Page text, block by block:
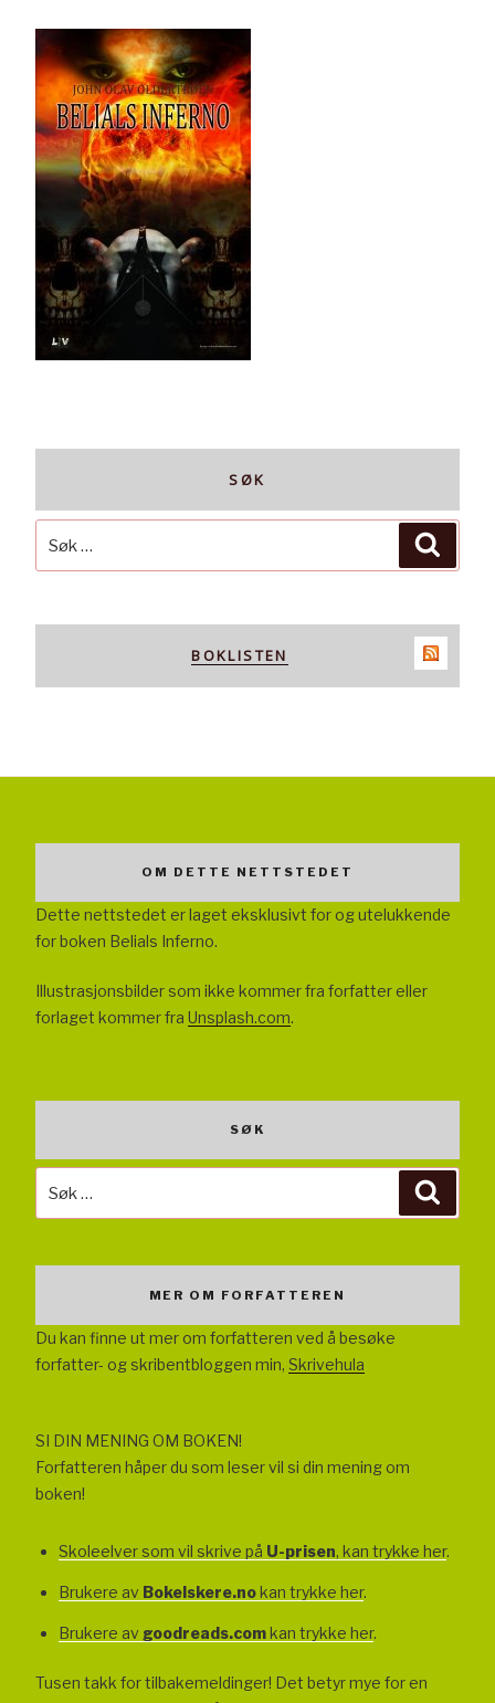
SØK
etter:
BOKLISTEN
OM DETTE NETTSTEDET
Dette nettstedet er laget eksklusivt for og utelukkende
for boken Belials Inferno.
Illustrasjonsbilder som ikke kommer fra forfatter eller
forlaget kommer fra Unsplash.com.
SØK
MER OM FORFATTEREN
Du kan finne ut mer om forfatteren ved å besøke
forfatter- og skribentbloggen min, Skrivehula
SI DIN MENING OM BOKEN!
Forfatteren håper du som leser vil si din mening om
boken!
Skoleelver som vil skrive på U-prisen, kan trykke her.
Brukere av Bokelskere.nokan trykke her.
Brukere av goodreads.comkan trykke her.
Tusen takk for tilbakemeldinger! Det betyr mye for en